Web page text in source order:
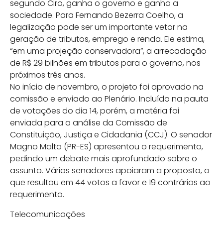
segundo Ciro, ganha o governo e ganha a
sociedade. Para Fernando Bezerra Coelho, a
legalização pode ser um importante vetor na
geração de tributos, emprego e renda. Ele estima,
“em uma projeção conservadora”, a arrecadação
de R$ 29 bilhões em tributos para o governo, nos
próximos três anos.
No início de novembro, o projeto foi aprovado na
comissão e enviado ao Plenário. Incluído na pauta
de votações do dia 14, porém, a matéria foi
enviada para a análise da Comissão de
Constituição, Justiça e Cidadania (CCJ). O senador
Magno Malta (PR-ES) apresentou o requerimento,
pedindo um debate mais aprofundado sobre o
assunto. Vários senadores apoiaram a proposta, o
que resultou em 44 votos a favor e 19 contrários ao
requerimento.
Telecomunicações